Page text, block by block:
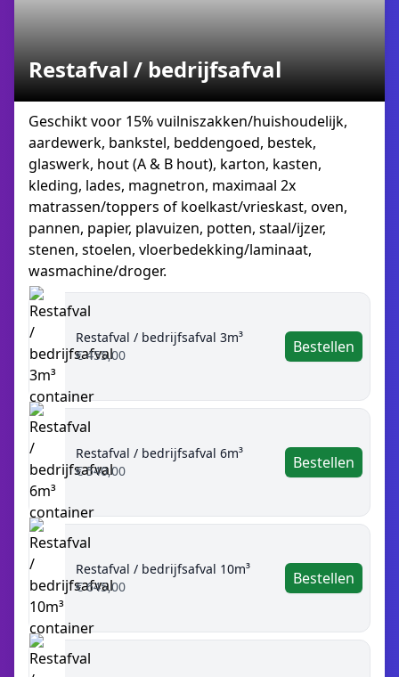
Restafval / bedrijfsafval
Geschikt voor 15% vuilniszakken/huishoudelijk,
aardewerk, bankstel, beddengoed, bestek,
glaswerk, hout (A & B hout), karton, kasten,
kleding, lades, magnetron, maximaal 2x
matrassen/toppers of koelkast/vrieskast, oven,
pannen, papier, plavuizen, potten, staal/ijzer,
stenen, stoelen, vloerbedekking/laminaat,
wasmachine/droger.
Restafval / bedrijfsafval 3m³
€ 455,00
Bestellen
Restafval / bedrijfsafval 6m³
€ 540,00
Bestellen
Restafval / bedrijfsafval 10m³
€ 645,00
Bestellen